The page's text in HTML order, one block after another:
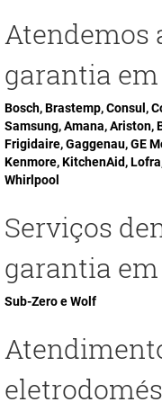
Atendemos
garantia
Bosch, Brastemp, Consul,
Samsung, Amana, Ariston,
Frigidaire, Gaggenau, GE
Kenmore, KitchenAid,
Whirlpool
Serviços
garantia
Sub-Zero e Wolf